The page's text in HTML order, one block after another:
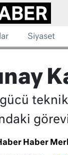
Siyaset
teknik
Haber